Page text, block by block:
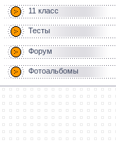
11 класс
Тесты
Форум
Фотоальбомы